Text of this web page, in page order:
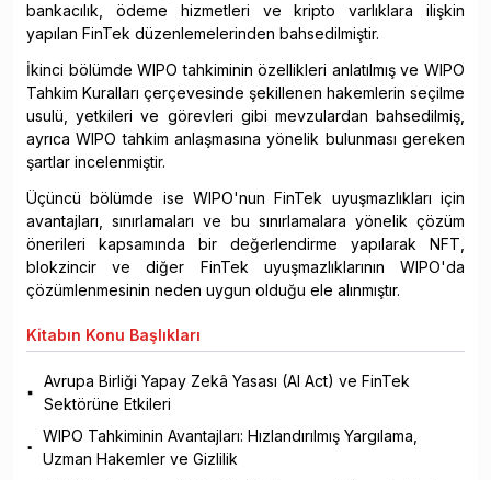
bankacılık, ödeme hizmetleri ve kripto varlıklara ilişkin
yapılan FinTek düzenlemelerinden bahsedilmiştir.
İkinci bölümde WIPO tahkiminin özellikleri anlatılmış ve WIPO
Tahkim Kuralları çerçevesinde şekillenen hakemlerin seçilme
usulü, yetkileri ve görevleri gibi mevzulardan bahsedilmiş,
ayrıca WIPO tahkim anlaşmasına yönelik bulunması gereken
şartlar incelenmiştir.
Üçüncü bölümde ise WIPO'nun FinTek uyuşmazlıkları için
avantajları, sınırlamaları ve bu sınırlamalara yönelik çözüm
önerileri kapsamında bir değerlendirme yapılarak NFT,
blokzincir ve diğer FinTek uyuşmazlıklarının WIPO'da
çözümlenmesinin neden uygun olduğu ele alınmıştır.
Kitabın Konu Başlıkları
Avrupa Birliği Yapay Zekâ Yasası (AI Act) ve FinTek
Sektörüne Etkileri
WIPO Tahkiminin Avantajları: Hızlandırılmış Yargılama,
Uzman Hakemler ve Gizlilik